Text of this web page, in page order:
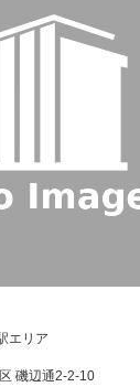
エリア
磯辺通2-2-10